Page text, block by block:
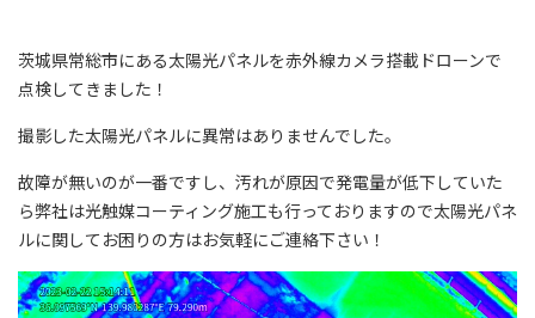
茨城県常総市にある太陽光パネルを赤外線カメラ搭載ドローンで
点検してきました！
撮影した太陽光パネルに異常はありませんでした。
故障が無いのが一番ですし、汚れが原因で発電量が低下していた
ら弊社は光触媒コーティング施工も行っておりますので太陽光パネ
ルに関してお困りの方はお気軽にご連絡下さい！